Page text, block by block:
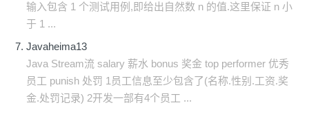
输入包含 1 个测试用例,即给出自然数 n 的值.这里保证 n 小
于 1 ...
Javaheima13
Java Stream流 salary 薪水 bonus 奖金 top performer 优秀
员工 punish 处罚 1员工信息至少包含了(名称.性别.工资.奖
金.处罚记录) 2开发一部有4个员工 ...